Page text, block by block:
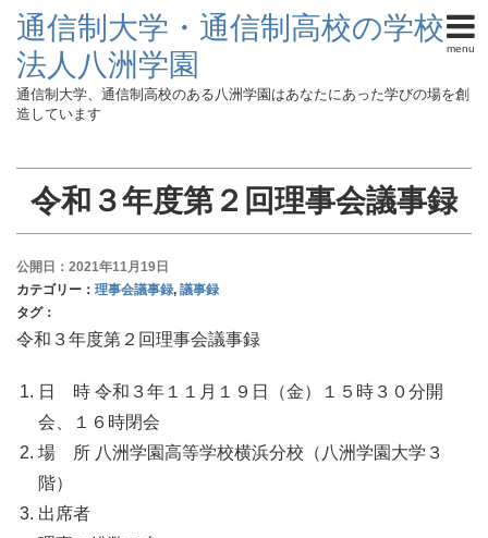
menu
通信制大学・通信制高校の学校
法人八洲学園
通信制大学、通信制高校のある八洲学園はあなたにあった学びの場を創
造しています
令和３年度第２回理事会議事録
公開日：2021年11月19日
カテゴリー： 理事会議事録, 議事録
タグ：
令和３年度第２回理事会議事録
日 時 令和３年１１月１９日（金）１５時３０分開
会、１６時閉会
場 所 八洲学園高等学校横浜分校（八洲学園大学３
階）
出席者